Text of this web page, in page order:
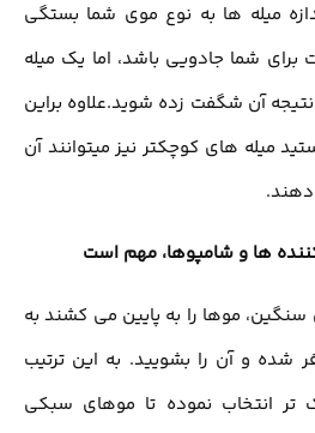
میله ها به نوع موی شما بستگی
برای شما جادویی باشد، اما یک میله
آن شگفت زده شوید.علاوه براین
میله های کوچکتر نیز میتوانند آن
دهند.
موها را به پایین می کشند به
شده و آن را بشویید. به این ترتیب
تر انتخاب نموده تا موهای سبکی